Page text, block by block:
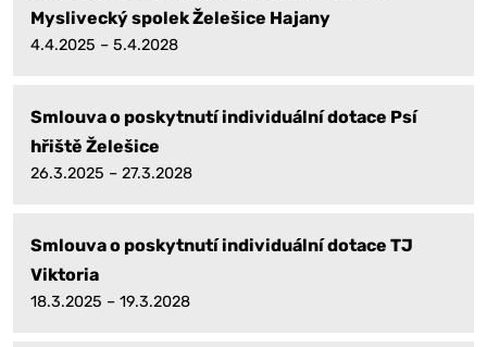
Myslivecký spolek Želešice Hajany
4.4.2025 – 5.4.2028
Smlouva o poskytnutí individuální dotace Psí
hřiště Želešice
26.3.2025 – 27.3.2028
Smlouva o poskytnutí individuální dotace TJ
Viktoria
18.3.2025 – 19.3.2028